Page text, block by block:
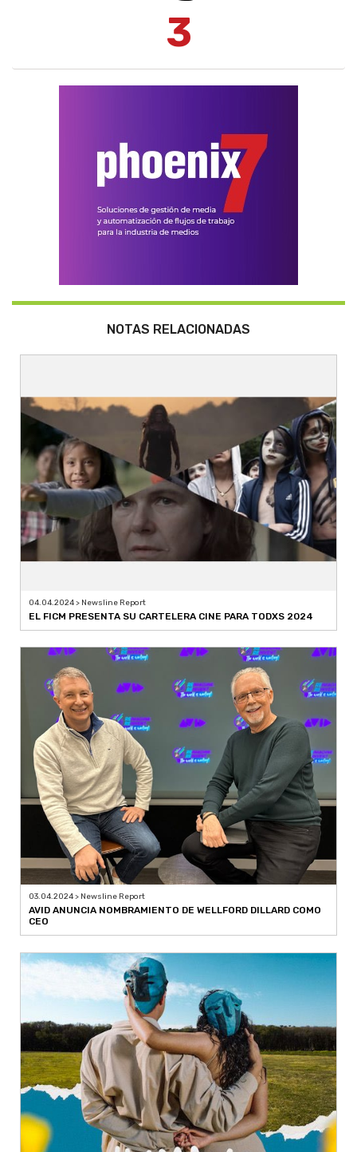
3
NOTAS RELACIONADAS
04.04.2024 > Newsline Report
EL FICM PRESENTA SU CARTELERA CINE PARA TODXS 2024
03.04.2024 > Newsline Report
AVID ANUNCIA NOMBRAMIENTO DE WELLFORD DILLARD COMO
CEO